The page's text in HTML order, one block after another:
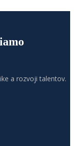
a rozvoji talentov.